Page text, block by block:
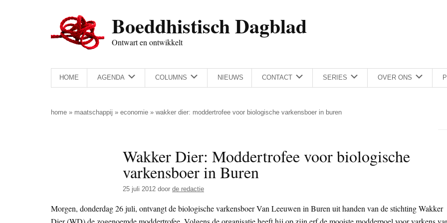
Boeddhistisch Dagblad
Ontwart en ontwikkelt
HOME AGENDA COLUMNS NIEUWS CONTACT SERIES OVER ONS
home » maatschappij » economie » wakker dier: moddertrofee voor biologische varkensboer in buren
Wakker Dier: Moddertrofee voor biologische
varkensboer in Buren
25 juli 2012 door de redactie
Morgen, donderdag 26 juli, ontvangt de biologische varkensboer Van Leeuwen in Buren uit handen van de stichting Wakker